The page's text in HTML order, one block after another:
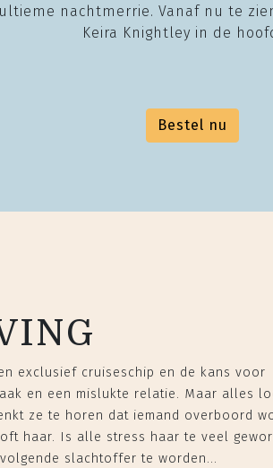
ultieme nachtmerrie. Vanaf nu te
Keira Knightley in de
Bestel nu
exclusief cruiseschip en de kans voor
en een mislukte relatie. Maar alles
ze te horen dat iemand overboord
haar. Is alle stress haar te veel
slachtoffer te worden...